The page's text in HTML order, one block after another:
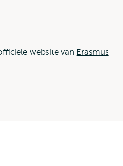
website van Erasmus